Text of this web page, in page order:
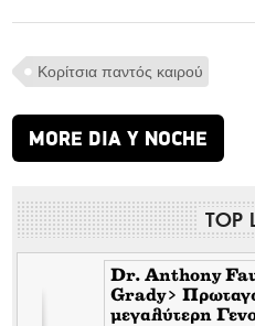
Koρίτσια παντός καιρού
MORE DIA Y NOCHE
TOP
Dr. Anthony
Grady>
μεγαλύτερη